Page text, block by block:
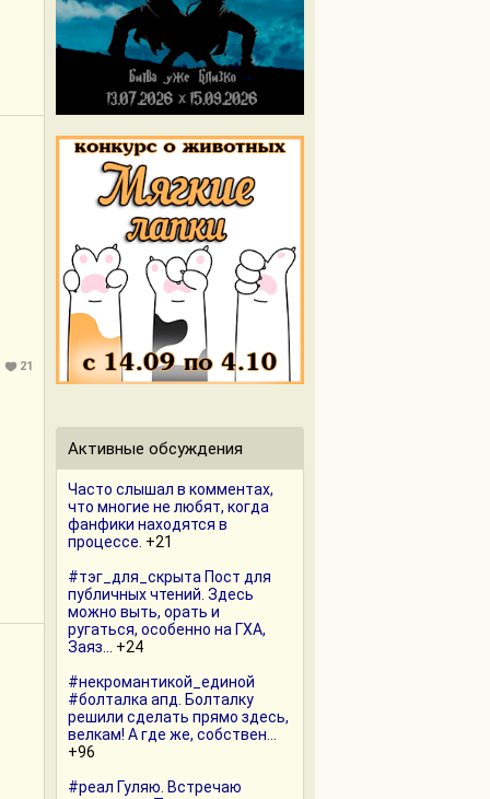
21
Активные обсуждения
Часто слышал в комментах,
что многие не любят, когда
фанфики находятся в
процессе. +21
#тэг_для_скрыта Пост для
публичных чтений. Здесь
можно выть, орать и
ругаться, особенно на ГХА,
Заяз...
+24
#некромантикой_единой
#болталка апд. Болталку
решили сделать прямо здесь,
велкам! А где же, собствен...
+96
#реал Гуляю. Встречаю